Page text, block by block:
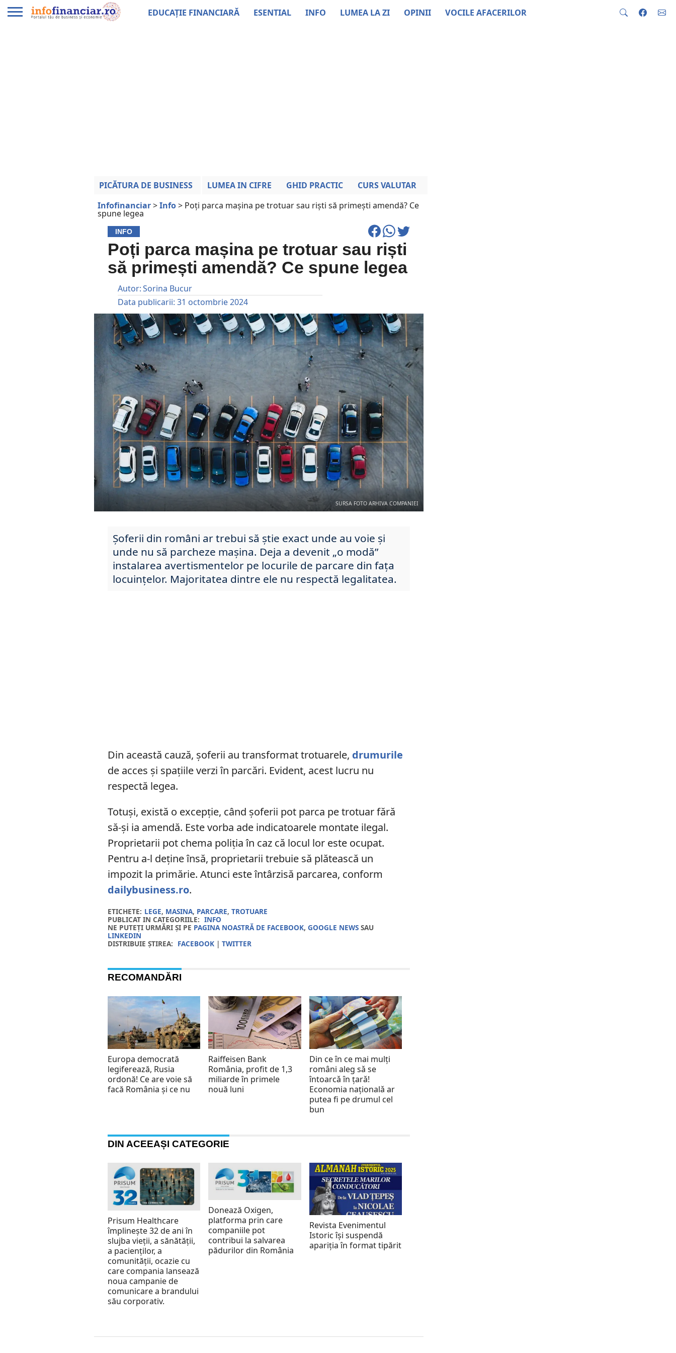
EDUCAȚIE FINANCIARĂ ESENTIAL INFO LUMEA LA ZI OPINII VOCILE AFACERILOR
PICĂTURA DE BUSINESS LUMEA IN CIFRE GHID PRACTIC
CURS VALUTAR
Infofinanciar>Info> Poți parca mașina pe trotuar sau riști să primești amendă? Ce
spune legea
INFO
Poți parca mașina pe trotuar sau riști
să primești amendă? Ce spune legea
Autor:Sorina Bucur
Data publicarii: 31 octombrie 2024
SURSA FOTO ARHIVA COMPANIEI
Șoferii din români ar trebui să știe exact unde au voie și
unde nu să parcheze mașina. Deja a devenit „o modă”
instalarea avertismentelor pe locurile de parcare din fața
locuințelor. Majoritatea dintre ele nu respectă legalitatea.
Din această cauză, șoferii au transformat trotuarele, drumurile
de acces și spațiile verzi în parcări. Evident, acest lucru nu
respectă legea.
Totuși, există o excepție, când șoferii pot parca pe trotuar fără
să-și ia amendă. Este vorba ade indicatoarele montate ilegal.
Proprietarii pot chema poliția în caz că locul lor este ocupat.
Pentru a-l deține însă, proprietarii trebuie să plătească un
impozit la primărie. Atunci este întârzisă parcarea, conform
dailybusiness.ro.
ETICHETE: LEGE, MASINA, PARCARE,TROTUARE
PUBLICAT IN CATEGORIILE: INFO
NE PUTEȚI URMĂRI ȘI PE PAGINA NOASTRĂ DE FACEBOOK,GOOGLE NEWS SAU
LINKEDIN
DISTRIBUIE ȘTIREA: FACEBOOK |TWITTER
RECOMANDĂRI
Europa democrată
legiferează, Rusia
ordonă! Ce are voie să
facă România și ce nu
Raiffeisen Bank
România, profit de 1,3
miliarde în primele
nouă luni
Din ce în ce mai mulți
români aleg sǎ se
întoarcǎ în țarǎ!
Economia naționalǎ ar
putea fi pe drumul cel
bun
DIN ACEEAȘI CATEGORIE
Prisum Healthcare
împlinește 32 de ani în
slujba vieții, a sănătății,
a pacienților, a
comunității, ocazie cu
care compania lansează
noua campanie de
comunicare a brandului
său corporativ.
Donează Oxigen,
platforma prin care
companiile pot
contribui la salvarea
pădurilor din România
Revista Evenimentul
Istoric își suspendă
apariția în format tipărit